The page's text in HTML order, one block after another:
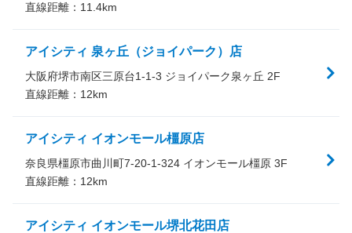
直線距離： 11.4km
アイシティ 泉ヶ丘（ジョイパーク）店
大阪府堺市南区三原台1-1-3 ジョイパーク泉ヶ丘 2F
直線距離： 12km
アイシティ イオンモール橿原店
奈良県橿原市曲川町7-20-1-324 イオンモール橿原 3F
直線距離： 12km
アイシティ イオンモール堺北花田店